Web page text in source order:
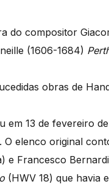
do compositor
(1606-1684)
obras de
13 de fevereiro de
elenco original
e Francesco
(HWV 18) que havia